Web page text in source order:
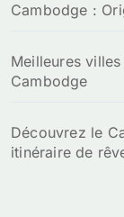
Cambodge :
Meilleures
Cambodge
Découvrez le
itinéraire de